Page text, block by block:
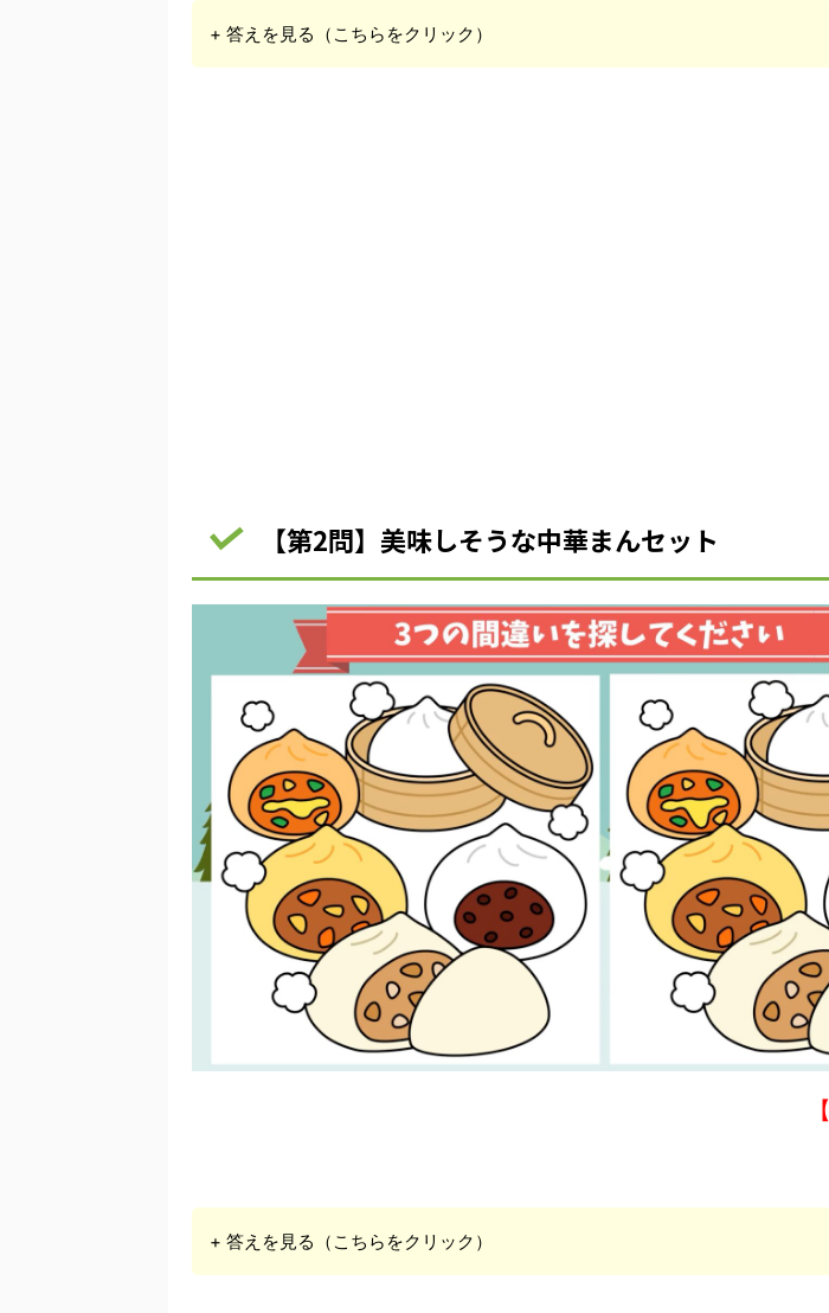
+ 答えを見る（こちらをクリック）
【第2問】美味しそうな中華まんセット
【
+ 答えを見る（こちらをクリック）